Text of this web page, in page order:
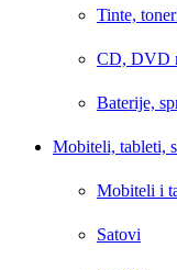
Tinte,
CD, DVD
Baterije,
Mobiteli, tableti,
Mobiteli i
Satovi